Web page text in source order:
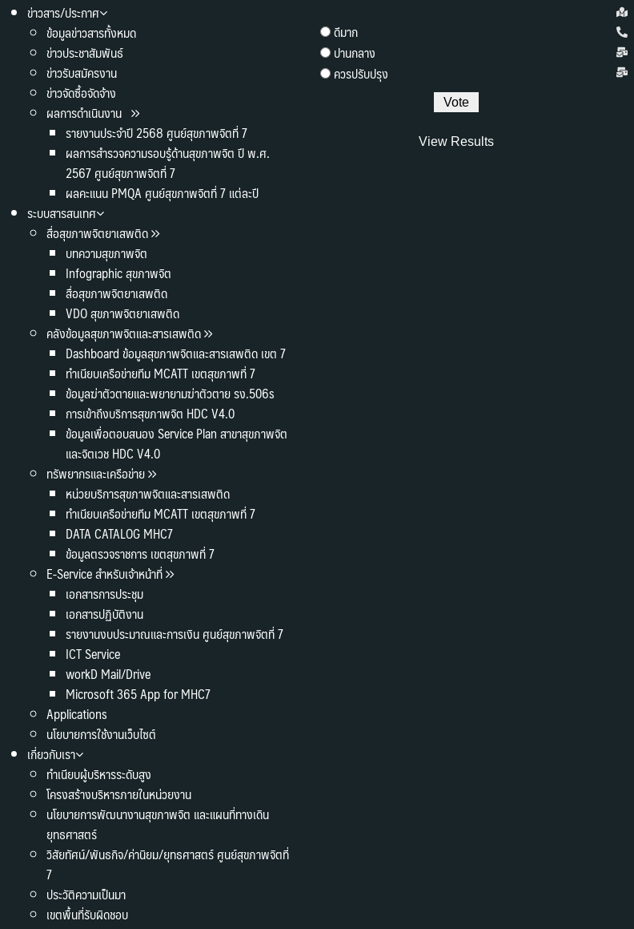
ข่าวสาร/ประกาศ
ข้อมูลข่าวสารทั้งหมด
ข่าวประชาสัมพันธ์
ข่าวรับสมัครงาน
ข่าวจัดซื้อจัดจ้าง
ผลการดำเนินงาน
รายงานประจำปี 2568 ศูนย์สุขภาพจิตที่ 7
ผลการสำรวจความรอบรู้ด้านสุขภาพจิต ปี พ.ศ.
2567 ศูนย์สุขภาพจิตที่ 7
ผลคะแนน PMQA ศูนย์สุขภาพจิตที่ 7 แต่ละปี
ระบบสารสนเทศ
สื่อสุขภาพจิตยาเสพติด
บทความสุขภาพจิต
Infographic สุขภาพจิต
สื่อสุขภาพจิตยาเสพติด
VDO สุขภาพจิตยาเสพติด
คลังข้อมูลสุขภาพจิตและสารเสพติด
Dashboard ข้อมูลสุขภาพจิตและสารเสพติด เขต 7
ทำเนียบเครือข่ายทีม MCATT เขตสุขภาพที่ 7
ข้อมูลฆ่าตัวตายและพยายามฆ่าตัวตาย รง.506s
การเข้าถึงบริการสุขภาพจิต HDC V4.0
ข้อมูลเพื่อตอบสนอง Service Plan สาขาสุขภาพจิต
และจิตเวช HDC V4.0
ทรัพยากรและเครือข่าย
หน่วยบริการสุขภาพจิตและสารเสพติด
ทำเนียบเครือข่ายทีม MCATT เขตสุขภาพที่ 7
DATA CATALOG MHC7
ข้อมูลตรวจราชการ เขตสุขภาพที่ 7
E-Service สำหรับเจ้าหน้าที่
เอกสารการประชุม
เอกสารปฏิบัติงาน
รายงานงบประมาณและการเงิน ศูนย์สุขภาพจิตที่ 7
ICT Service
workD Mail/Drive
Microsoft 365 App for MHC7
Applications
นโยบายการใช้งานเว็บไซต์
เกี่ยวกับเรา
ทำเนียบผู้บริหารระดับสูง
โครงสร้างบริหารภายในหน่วยงาน
นโยบายการพัฒนางานสุขภาพจิต และแผนที่ทางเดิน
ยุทธศาสตร์
วิสัยทัศน์/พันธกิจ/ค่านิยม/ยุทธศาสตร์ ศูนย์สุขภาพจิตที่
7
ประวัติความเป็นมา
เขตพื้นที่รับผิดชอบ
ดีมาก
ปานกลาง
ควรปรับปรุง
View Results